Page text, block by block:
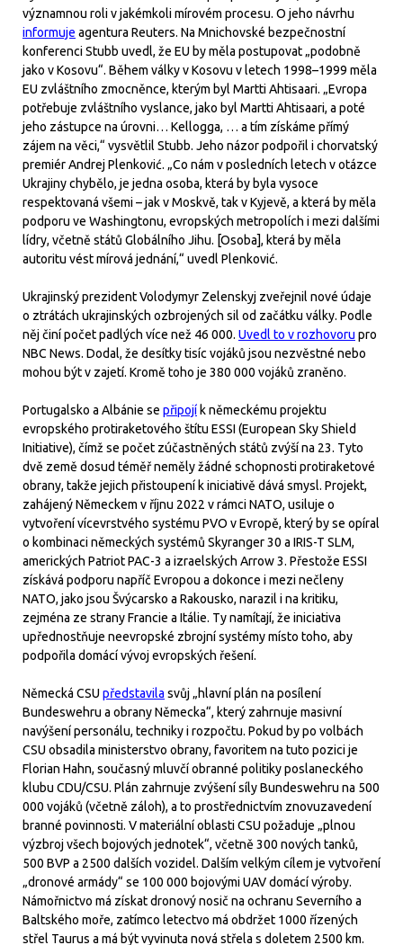
významnou roli v jakémkoli mírovém procesu. O jeho návrhu
informuje agentura Reuters. Na Mnichovské bezpečnostní
konferenci Stubb uvedl, že EU by měla postupovat „podobně
jako v Kosovu“. Během války v Kosovu v letech 1998–1999 měla
EU zvláštního zmocněnce, kterým byl Martti Ahtisaari. „Evropa
potřebuje zvláštního vyslance, jako byl Martti Ahtisaari, a poté
jeho zástupce na úrovni… Kellogga, … a tím získáme přímý
zájem na věci,“ vysvětlil Stubb. Jeho názor podpořil i chorvatský
premiér Andrej Plenković. „Co nám v posledních letech v otázce
Ukrajiny chybělo, je jedna osoba, která by byla vysoce
respektovaná všemi – jak v Moskvě, tak v Kyjevě, a která by měla
podporu ve Washingtonu, evropských metropolích i mezi dalšími
lídry, včetně států Globálního Jihu. [Osoba], která by měla
autoritu vést mírová jednání,“ uvedl Plenković.
Ukrajinský prezident Volodymyr Zelenskyj zveřejnil nové údaje
o ztrátách ukrajinských ozbrojených sil od začátku války. Podle
něj činí počet padlých více než 46 000. Uvedl to v rozhovoru pro
NBC News. Dodal, že desítky tisíc vojáků jsou nezvěstné nebo
mohou být v zajetí. Kromě toho je 380 000 vojáků zraněno.
Portugalsko a Albánie se připojí k německému projektu
evropského protiraketového štítu ESSI (European Sky Shield
Initiative), čímž se počet zúčastněných států zvýší na 23. Tyto
dvě země dosud téměř neměly žádné schopnosti protiraketové
obrany, takže jejich přistoupení k iniciativě dává smysl. Projekt,
zahájený Německem v říjnu 2022 v rámci NATO, usiluje o
vytvoření vícevrstvého systému PVO v Evropě, který by se opíral
o kombinaci německých systémů Skyranger 30 a IRIS-T SLM,
amerických Patriot PAC-3 a izraelských Arrow 3. Přestože ESSI
získává podporu napříč Evropou a dokonce i mezi nečleny
NATO, jako jsou Švýcarsko a Rakousko, narazil i na kritiku,
zejména ze strany Francie a Itálie. Ty namítají, že iniciativa
upřednostňuje neevropské zbrojní systémy místo toho, aby
podpořila domácí vývoj evropských řešení.
Německá CSU představila svůj „hlavní plán na posílení
Bundeswehru a obrany Německa“, který zahrnuje masivní
navýšení personálu, techniky i rozpočtu. Pokud by po volbách
CSU obsadila ministerstvo obrany, favoritem na tuto pozici je
Florian Hahn, současný mluvčí obranné politiky poslaneckého
klubu CDU/CSU. Plán zahrnuje zvýšení síly Bundeswehru na 500
000 vojáků (včetně záloh), a to prostřednictvím znovuzavedení
branné povinnosti. V materiální oblasti CSU požaduje „plnou
výzbroj všech bojových jednotek“, včetně 300 nových tanků,
500 BVP a 2500 dalších vozidel. Dalším velkým cílem je vytvoření
„dronové armády“ se 100 000 bojovými UAV domácí výroby.
Námořnictvo má získat dronový nosič na ochranu Severního a
Baltského moře, zatímco letectvo má obdržet 1000 řízených
střel Taurus a má být vyvinuta nová střela s doletem 2500 km.